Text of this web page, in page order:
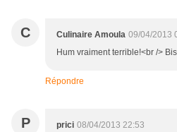
C Culinaire Amoula 09/04/2013
Hum vraiment terrible!<br />
Répondre
P prici 08/04/2013 22:53